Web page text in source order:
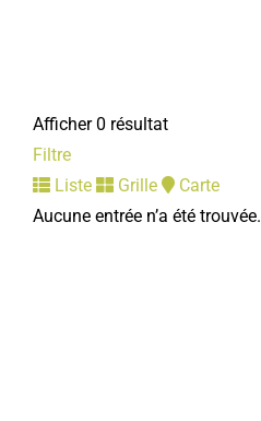
Afficher 0 résultat
Filtre
Liste
Grille
Carte
Aucune entrée n’a été trouvée.